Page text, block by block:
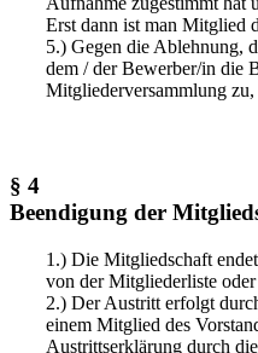
Erst dann ist man Mitglied
5.) Gegen die Ablehnung,
dem / der Bewerber/in die
Mitgliederversammlung
§ 4
Beendigung der
1.) Die Mitgliedschaft
von der Mitgliederliste
2.) Der Austritt erfolgt
einem Mitglied des
Austrittserklärung durch